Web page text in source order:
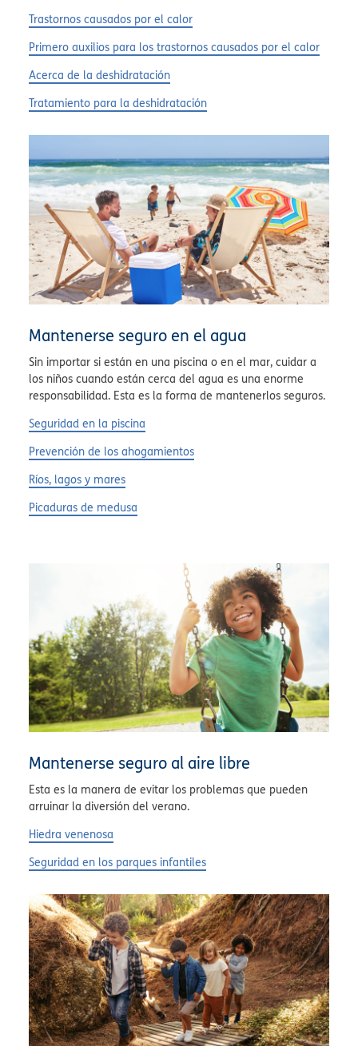
Trastornos causados por el calor
Primero auxilios para los trastornos causados por el calor
Acerca de la deshidratación
Tratamiento para la deshidratación
Mantenerse seguro en el agua
Sin importar si están en una piscina o en el mar, cuidar a
los niños cuando están cerca del agua es una enorme
responsabilidad. Esta es la forma de mantenerlos seguros.
Seguridad en la piscina
Prevención de los ahogamientos
Ríos, lagos y mares
Picaduras de medusa
Mantenerse seguro al aire libre
Esta es la manera de evitar los problemas que pueden
arruinar la diversión del verano.
Hiedra venenosa
Seguridad en los parques infantiles